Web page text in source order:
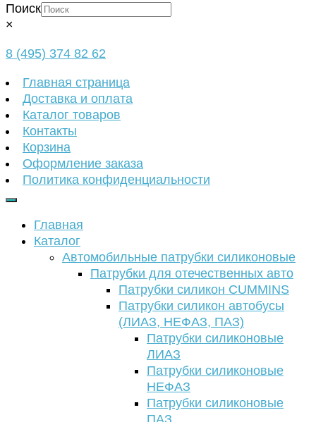
Поиск
×
8 (495) 374 82 62
Главная страница
Доставка и оплата
Каталог товаров
Контакты
Корзина
Оформление заказа
Политика конфиденциальности
Главная
Каталог
Автомобильные патрубки силиконовые
Патрубки для отечественных авто
Патрубки силикон CUMMINS
Патрубки силикон автобусы
(ЛИАЗ, НЕФАЗ, ПАЗ)
Патрубки силиконовые
ЛИАЗ
Патрубки силиконовые
НЕФАЗ
Патрубки силиконовые
ПАЗ